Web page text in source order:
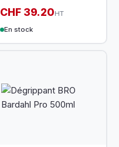
CHF 39.20HT
En stock